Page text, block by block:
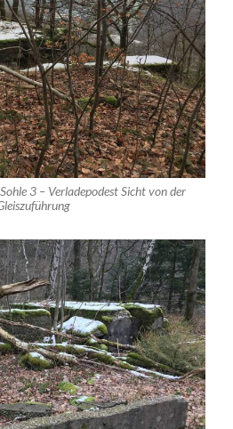
3 – Verladepodest Sicht von der